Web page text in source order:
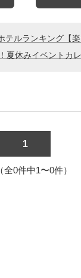
ルランキング【楽
夏休みイベントカ
1
全0件中1〜0件）